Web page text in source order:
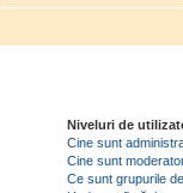
Niveluri de
Cine sunt
Cine sunt
Ce sunt grupurile